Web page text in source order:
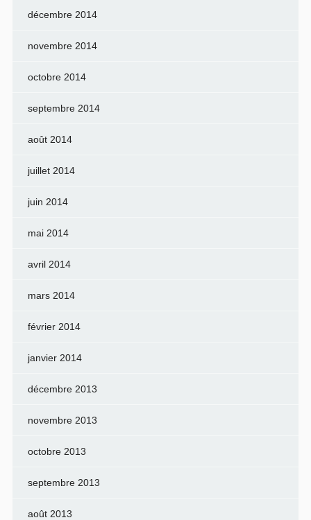
décembre 2014
novembre 2014
octobre 2014
septembre 2014
août 2014
juillet 2014
juin 2014
mai 2014
avril 2014
mars 2014
février 2014
janvier 2014
décembre 2013
novembre 2013
octobre 2013
septembre 2013
août 2013